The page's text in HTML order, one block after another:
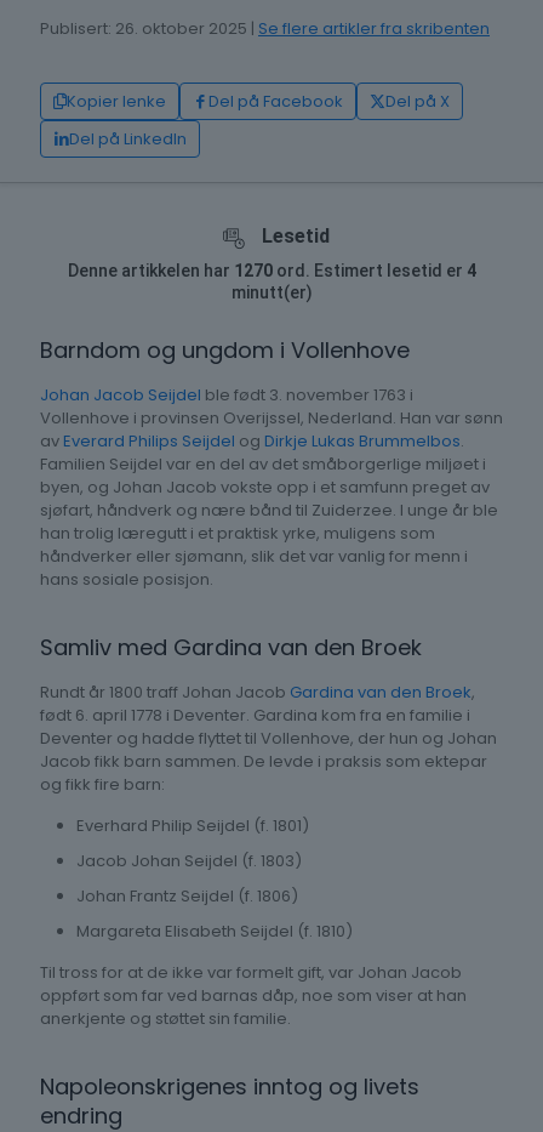
Publisert: 26. oktober 2025 | Se flere artikler fra skribenten
Kopier lenke Del på Facebook
Del på X
Del på LinkedIn
Lesetid
Denne artikkelen har 1270ord. Estimert lesetid er 4
minutt(er)
Barndom og ungdom i Vollenhove
Johan Jacob Seijdel ble født 3. november 1763 i
Vollenhove i provinsen Overijssel, Nederland. Han var sønn
av Everard Philips Seijdel og Dirkje Lukas Brummelbos.
Familien Seijdel var en del av det småborgerlige miljøet i
byen, og Johan Jacob vokste opp i et samfunn preget av
sjøfart, håndverk og nære bånd til Zuiderzee. I unge år ble
han trolig læregutt i et praktisk yrke, muligens som
håndverker eller sjømann, slik det var vanlig for menn i
hans sosiale posisjon.
Samliv med Gardina van den Broek
Rundt år 1800 traff Johan Jacob Gardina van den Broek,
født 6. april 1778 i Deventer. Gardina kom fra en familie i
Deventer og hadde flyttet til Vollenhove, der hun og Johan
Jacob fikk barn sammen. De levde i praksis som ektepar
og fikk fire barn:
Everhard Philip Seijdel (f. 1801)
Jacob Johan Seijdel (f. 1803)
Johan Frantz Seijdel (f. 1806)
Margareta Elisabeth Seijdel (f. 1810)
Til tross for at de ikke var formelt gift, var Johan Jacob
oppført som far ved barnas dåp, noe som viser at han
anerkjente og støttet sin familie.
Napoleonskrigenes inntog og livets
endring